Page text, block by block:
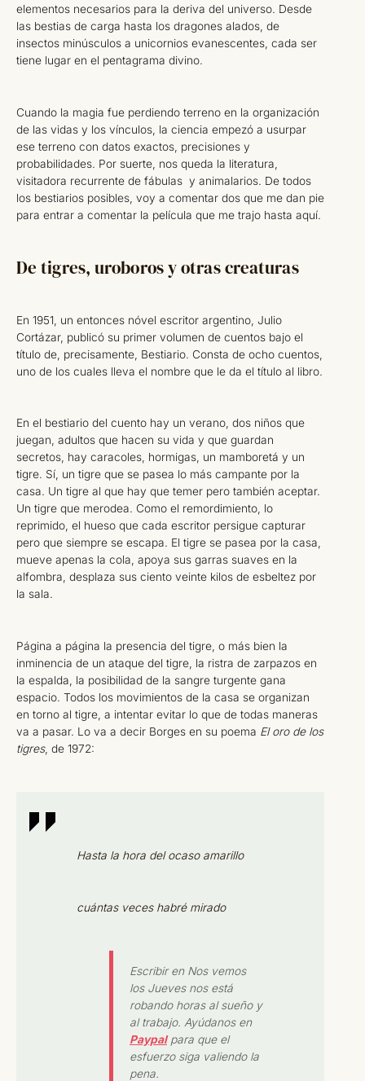
elementos necesarios para la deriva del universo. Desde
las bestias de carga hasta los dragones alados, de
insectos minúsculos a unicornios evanescentes, cada ser
tiene lugar en el pentagrama divino.
Cuando la magia fue perdiendo terreno en la organización
de las vidas y los vínculos, la ciencia empezó a usurpar
ese terreno con datos exactos, precisiones y
probabilidades. Por suerte, nos queda la literatura,
visitadora recurrente de fábulas y animalarios. De todos
los bestiarios posibles, voy a comentar dos que me dan pie
para entrar a comentar la película que me trajo hasta aquí.
De tigres, uroboros y otras creaturas
En 1951, un entonces nóvel escritor argentino, Julio
Cortázar, publicó su primer volumen de cuentos bajo el
título de, precisamente, Bestiario. Consta de ocho cuentos,
uno de los cuales lleva el nombre que le da el título al libro.
En el bestiario del cuento hay un verano, dos niños que
juegan, adultos que hacen su vida y que guardan
secretos, hay caracoles, hormigas, un mamboretá y un
tigre. Sí, un tigre que se pasea lo más campante por la
casa. Un tigre al que hay que temer pero también aceptar.
Un tigre que merodea. Como el remordimiento, lo
reprimido, el hueso que cada escritor persigue capturar
pero que siempre se escapa. El tigre se pasea por la casa,
mueve apenas la cola, apoya sus garras suaves en la
alfombra, desplaza sus ciento veinte kilos de esbeltez por
la sala.
Página a página la presencia del tigre, o más bien la
inminencia de un ataque del tigre, la ristra de zarpazos en
la espalda, la posibilidad de la sangre turgente gana
espacio. Todos los movimientos de la casa se organizan
en torno al tigre, a intentar evitar lo que de todas maneras
va a pasar. Lo va a decir Borges en su poema El oro de los
tigres, de 1972:
Hasta la hora del ocaso amarillo
cuántas veces habré mirado
Escribir en Nos vemos
los Jueves nos está
robando horas al sueño y
al trabajo. Ayúdanos en
Paypalpara que el
esfuerzo siga valiendo la
pena.